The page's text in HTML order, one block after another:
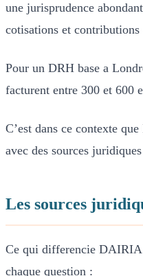
une jurisprudence
cotisations et
Pour un DRH base a
facturent entre 300 et 600
C’est dans ce contexte
avec des sources
Les sources
Ce qui differencie DAIRIA
chaque question :